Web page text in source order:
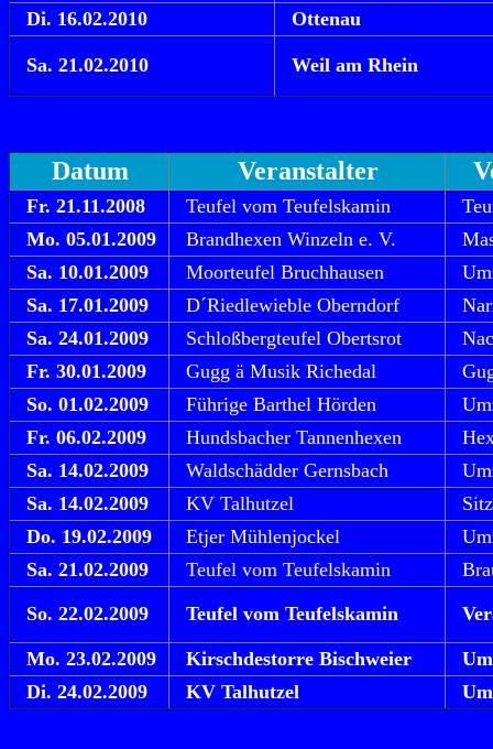
Di. 16.02.2010
Ottenau
Sa. 21.02.2010 Weil am Rhein
Datum Veranstalter
Fr. 21.11.2008 Teufel vom Teufelskamin
Mo. 05.01.2009
Brandhexen Winzeln e. V.
Sa. 10.01.2009
Moorteufel Bruchhausen
Sa. 17.01.2009
D´Riedlewieble Oberndorf
Sa. 24.01.2009
Schloßbergteufel Obertsrot
Fr. 30.01.2009
Gugg ä Musik Richedal
So. 01.02.2009
Führige Barthel Hörden
Fr. 06.02.2009
Hundsbacher Tannenhexen
Sa. 14.02.2009
Waldschädder Gernsbach
Sa. 14.02.2009
KV Talhutzel
Do. 19.02.2009
Etjer Mühlenjockel
Sa. 21.02.2009
Teufel vom Teufelskamin
So. 22.02.2009
Teufel vom Teufelskamin
Mo. 23.02.2009 Kirschdestorre Bischweier
Di. 24.02.2009
KV Talhutzel